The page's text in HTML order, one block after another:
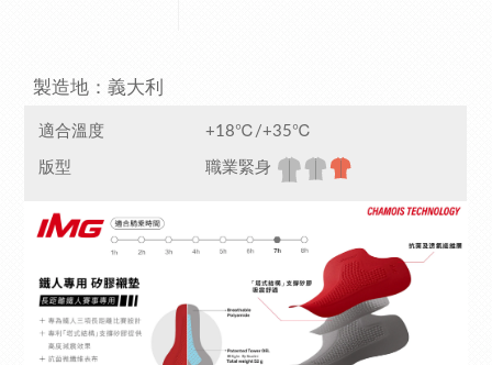
製造地：義大利
適合溫度 +18℃/+35℃
版型 職業緊身